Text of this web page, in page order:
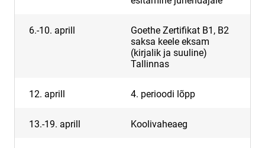
6.-10. aprill
Goethe Zertifikat B1, B2
saksa keele eksam
(kirjalik ja suuline)
Tallinnas
12. aprill 4. perioodi lõpp
13.-19. aprill Koolivaheaeg